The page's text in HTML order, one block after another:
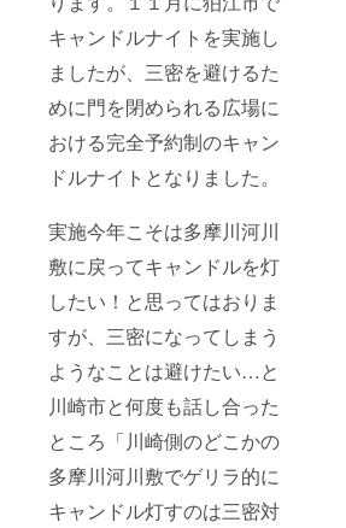
キャンドルナイトを実施し
ましたが、三密を避けるた
めに門を閉められる広場に
おける完全予約制のキャン
ドルナイトとなりました。
実施今年こそは多摩川河川
敷に戻ってキャンドルを灯
したい！と思ってはおりま
すが、三密になってしまう
ようなことは避けたい…と
川崎市と何度も話し合った
ところ「川崎側のどこかの
多摩川河川敷でゲリラ的に
キャンドル灯すのは三密対